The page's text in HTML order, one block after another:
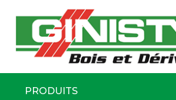
PRODUITS